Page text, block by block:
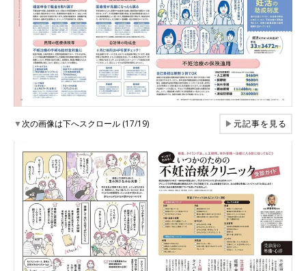
▼次の画像は下へスクロール (17/19) ▶元記事を見る